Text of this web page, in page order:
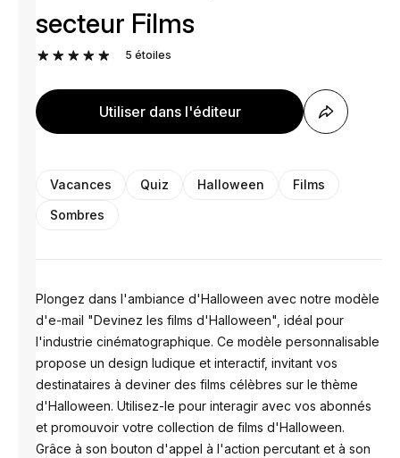
secteur Films
5 étoiles
Utiliser dans l'éditeur
Vacances Quiz Halloween
Films
Sombres
Plongez dans l'ambiance d'Halloween avec notre modèle
d'e-mail "Devinez les films d'Halloween", idéal pour
l'industrie cinématographique. Ce modèle personnalisable
propose un design ludique et interactif, invitant vos
destinataires à deviner des films célèbres sur le thème
d'Halloween. Utilisez-le pour interagir avec vos abonnés
et promouvoir votre collection de films d'Halloween.
Grâce à son bouton d'appel à l'action percutant et à son